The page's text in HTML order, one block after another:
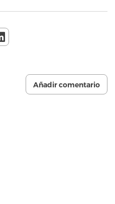
Añadir comentario